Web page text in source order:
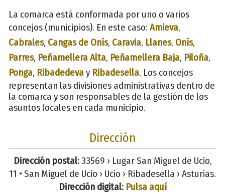
La comarca está conformada por uno o varios
concejos (municipios). En este caso: Amieva,
Cabrales, Cangas de Onís, Caravia, Llanes, Onís,
Parres, Peñamellera Alta, Peñamellera Baja, Piloña,
Ponga, Ribadedevay Ribadesella. Los concejos
representan las divisiones administrativas dentro de
la comarca y son responsables de la gestión de los
asuntos locales en cada municipio.
Dirección
Dirección postal:33569 › Lugar San Miguel de Ucio,
11 • San Miguel de Ucio › Ucio › Ribadesella › Asturias.
Dirección digital: Pulsa aquí